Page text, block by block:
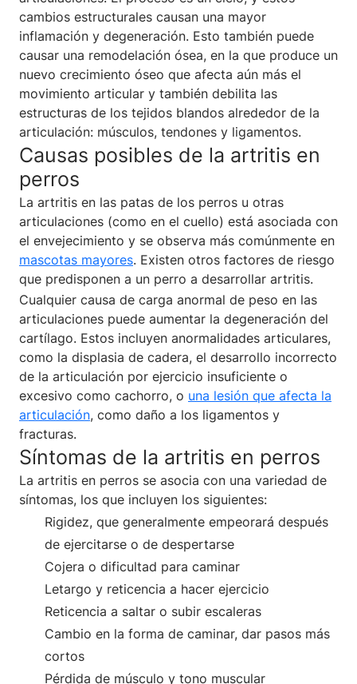
cambios estructurales causan una mayor
inflamación y degeneración. Esto también puede
causar una remodelación ósea, en la que produce un
nuevo crecimiento óseo que afecta aún más el
movimiento articular y también debilita las
estructuras de los tejidos blandos alrededor de la
articulación: músculos, tendones y ligamentos.
Causas posibles de la artritis en
perros
La artritis en las patas de los perros u otras
articulaciones (como en el cuello) está asociada con
el envejecimiento y se observa más comúnmente en
mascotas mayores. Existen otros factores de riesgo
que predisponen a un perro a desarrollar artritis.
Cualquier causa de carga anormal de peso en las
articulaciones puede aumentar la degeneración del
cartílago. Estos incluyen anormalidades articulares,
como la displasia de cadera, el desarrollo incorrecto
de la articulación por ejercicio insuficiente o
excesivo como cachorro, o una lesión que afecta la
articulación, como daño a los ligamentos y
fracturas.
Síntomas de la artritis en perros
La artritis en perros se asocia con una variedad de
síntomas, los que incluyen los siguientes:
Rigidez, que generalmente empeorará después
de ejercitarse o de despertarse
Cojera o dificultad para caminar
Letargo y reticencia a hacer ejercicio
Reticencia a saltar o subir escaleras
Cambio en la forma de caminar, dar pasos más
cortos
Pérdida de músculo y tono muscular